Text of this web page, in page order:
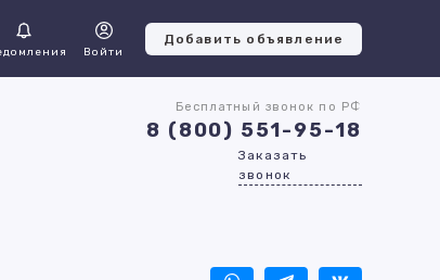
Войти
Добавить объявление
Бесплатный звонок по РФ
8 (800) 551-95-18
Заказать
звонок